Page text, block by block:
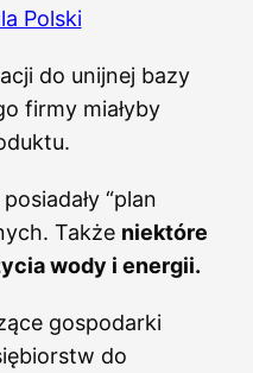
Polski
do unijnej bazy
firmy miałyby
“plan
Także niektóre
wody i energii.
gospodarki
do